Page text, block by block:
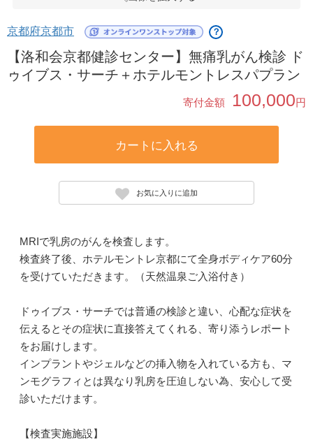
京都府京都市 ？
【洛和会京都健診センター】無痛乳がん検診 ド
ゥイブス・サーチ＋ホテルモントレスパプラン
寄付金額 100,000円
カートに入れる
お気に入りに追加
MRIで乳房のがんを検査します。
検査終了後、ホテルモントレ京都にて全身ボディケア60分
を受けていただきます。（天然温泉ご入浴付き）
ドゥイブス・サーチでは普通の検診と違い、心配な症状を
伝えるとその症状に直接答えてくれる、寄り添うレポート
をお届けします。
インプラントやジェルなどの挿入物を入れている方も、マ
ンモグラフィとは異なり乳房を圧迫しない為、安心して受
診いただけます。
【検査実施施設】